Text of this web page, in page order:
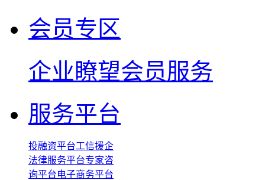
会员专区
企业瞭望会员服务
服务平台
投融资平台工信援企
法律服务平台专家咨
询平台电子商务平台